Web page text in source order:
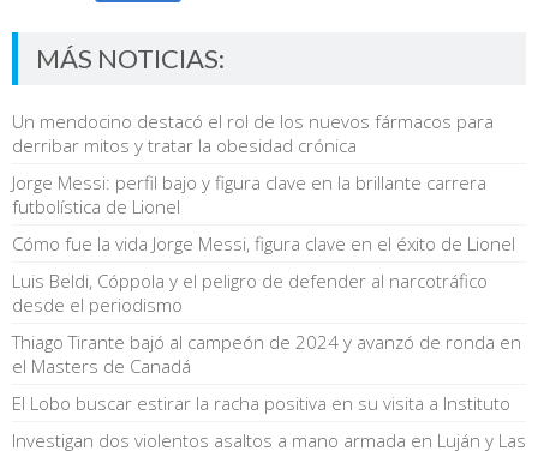
MÁS NOTICIAS:
Un mendocino destacó el rol de los nuevos fármacos para
derribar mitos y tratar la obesidad crónica
Jorge Messi: perfil bajo y figura clave en la brillante carrera
futbolística de Lionel
Cómo fue la vida Jorge Messi, figura clave en el éxito de Lionel
Luis Beldi, Cóppola y el peligro de defender al narcotráfico
desde el periodismo
Thiago Tirante bajó al campeón de 2024 y avanzó de ronda en
el Masters de Canadá
El Lobo buscar estirar la racha positiva en su visita a Instituto
Investigan dos violentos asaltos a mano armada en Luján y Las